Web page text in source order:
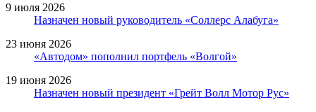
9 июля 2026
Назначен новый руководитель «Соллерс Алабуга»
23 июня 2026
«Автодом» пополнил портфель «Волгой»
19 июня 2026
Назначен новый президент «Грейт Волл Мотор Рус»